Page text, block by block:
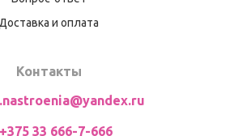
Доставка и оплата
Контакты
+375 33 666-7-666